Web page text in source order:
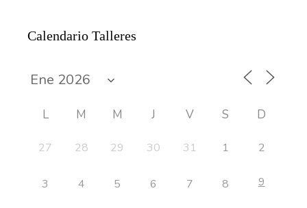
Calendario Talleres
L M M J V S D
27 28 29 30 31 1 2
3 4 5 6 7 8 9